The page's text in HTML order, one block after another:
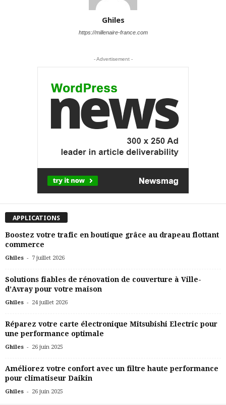
Ghiles
https://millenaire-france.com
- Advertisement -
APPLICATIONS
Boostez votre trafic en boutique grâce au drapeau flottant
commerce
Ghiles - 7 juillet 2026
Solutions fiables de rénovation de couverture à Ville-
d’Avray pour votre maison
Ghiles - 24 juillet 2026
Réparez votre carte électronique Mitsubishi Electric pour
une performance optimale
Ghiles - 26 juin 2025
Améliorez votre confort avec un filtre haute performance
pour climatiseur Daikin
Ghiles - 26 juin 2025